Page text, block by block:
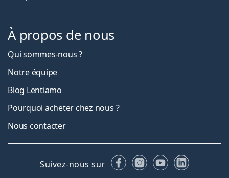
À propos de nous
Qui sommes-nous ?
Notre équipe
Blog Lentiamo
Pourquoi acheter chez nous ?
Nous contacter
Suivez-nous sur FacebookInstagram
YouTubeLinkedIn